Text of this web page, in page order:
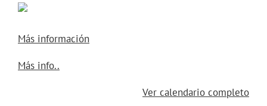
Geología
Más información
Más info..
Ver calendario completo